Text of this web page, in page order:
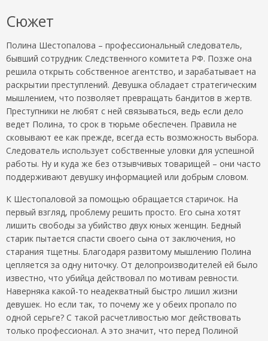
Сюжет
Полина Шестопалова – профессиональный следователь,
бывший сотрудник Следственного комитета РФ. Позже она
решила открыть собственное агентство, и зарабатывает на
раскрытии преступлений. Девушка обладает стратегическим
мышлением, что позволяет превращать бандитов в жертв.
Преступники не любят с ней связываться, ведь если дело
ведет Полина, то срок в тюрьме обеспечен. Правила не
сковывают ее как прежде, всегда есть возможность выбора.
Следователь использует собственные уловки для успешной
работы. Ну и куда же без отзывчивых товарищей – они часто
поддерживают девушку информацией или добрым словом.
К Шестопаловой за помощью обращается старичок. На
первый взгляд, проблему решить просто. Его сына хотят
лишить свободы за убийство двух юных женщин. Бедный
старик пытается спасти своего сына от заключения, но
старания тщетны. Благодаря развитому мышлению Полина
цепляется за одну ниточку. От делопроизводителей ей было
известно, что убийца действовал по мотивам ревности.
Наверняка какой-то неадекватный быстро лишил жизни
девушек. Но если так, то почему же у обеих пропало по
одной серьге? С такой расчетливостью мог действовать
только профессионал. А это значит, что перед Полиной